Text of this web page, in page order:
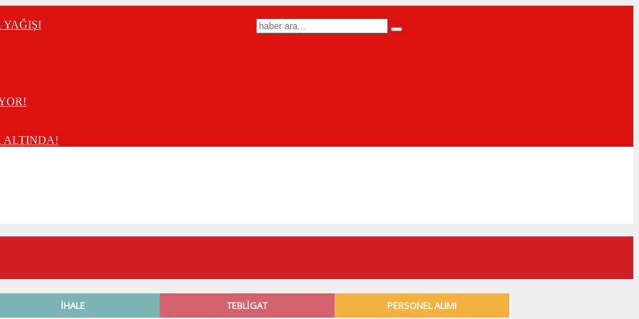
ALTINDA!